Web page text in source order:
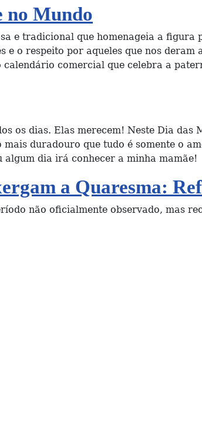
no Mundo
e tradicional que homenageia a
o respeito por aqueles que nos
comercial que celebra a
os dias. Elas merecem! Neste Dia
duradouro que tudo é somente o
algum dia irá conhecer a minha mamãe!
a Quaresma:
não oficialmente observado, mas